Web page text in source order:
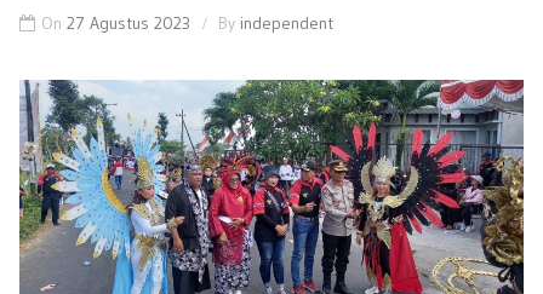
On 27 Agustus 2023 By independent